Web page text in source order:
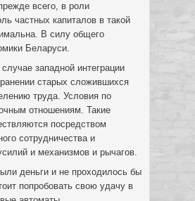
всего, в роли
частных капиталов в такой
В силу общего
Беларуси.
западной интеграции
старых сложившихся
труда. Условия по
отношениям. Такие
посредством
сотрудничества и
и механизмов и рычагов.
деньги и не проходилось бы
попробовать свою удачу в